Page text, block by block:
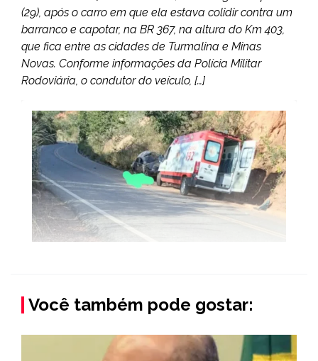
(29), após o carro em que ela estava colidir contra um
barranco e capotar, na BR 367, na altura do Km 403,
que fica entre as cidades de Turmalina e Minas
Novas. Conforme informações da Polícia Militar
Rodoviária, o condutor do veículo, […]
Você também pode gostar: